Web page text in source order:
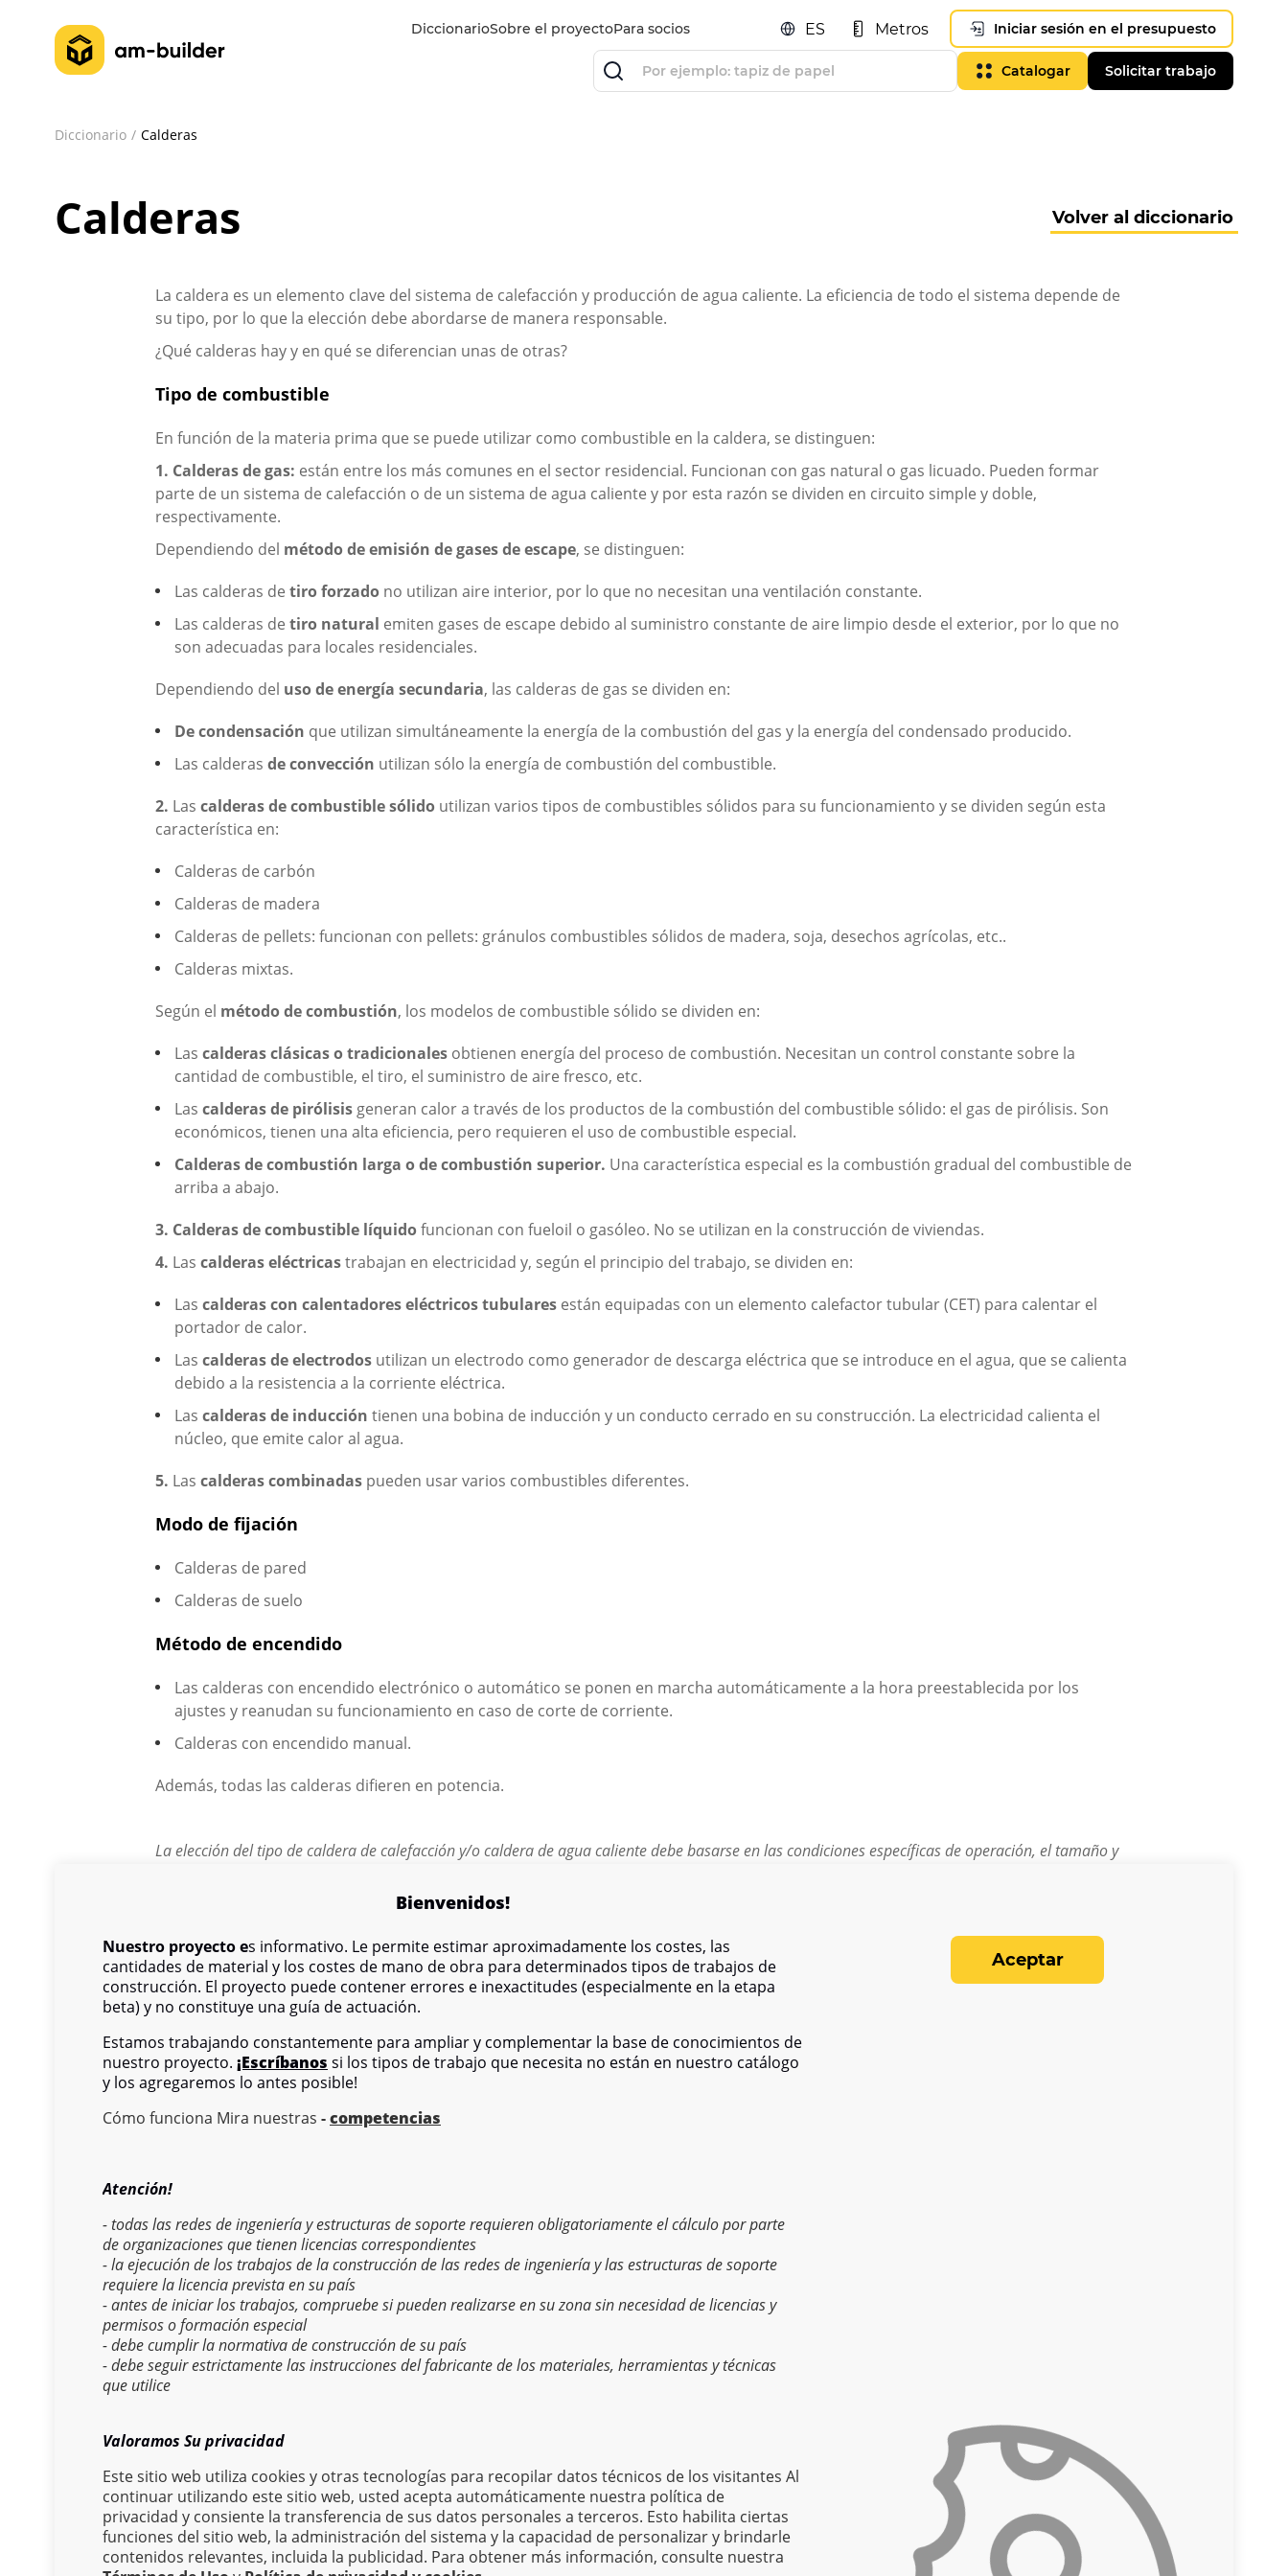
DiccionarioSobre el proyectoPara socios ES Metros Iniciar sesión en el presupuesto
Catalogar Solicitar trabajo
Diccionario Calderas
Calderas Volver al diccionario
La caldera es un elemento clave del sistema de calefacción y producción de agua caliente. La eficiencia de todo el sistema depende de
su tipo, por lo que la elección debe abordarse de manera responsable.
¿Qué calderas hay y en qué se diferencian unas de otras?
Tipo de combustible
En función de la materia prima que se puede utilizar como combustible en la caldera, se distinguen:
1. Calderas de gas: están entre los más comunes en el sector residencial. Funcionan con gas natural o gas licuado. Pueden formar
parte de un sistema de calefacción o de un sistema de agua caliente y por esta razón se dividen en circuito simple y doble,
respectivamente.
Dependiendo del método de emisión de gases de escape, se distinguen:
Las calderas de tiro forzado no utilizan aire interior, por lo que no necesitan una ventilación constante.
Las calderas de tiro natural emiten gases de escape debido al suministro constante de aire limpio desde el exterior, por lo que no
son adecuadas para locales residenciales.
Dependiendo del uso de energía secundaria, las calderas de gas se dividen en:
De condensación que utilizan simultáneamente la energía de la combustión del gas y la energía del condensado producido.
Las calderas de convección utilizan sólo la energía de combustión del combustible.
2. Las calderas de combustible sólido utilizan varios tipos de combustibles sólidos para su funcionamiento y se dividen según esta
característica en:
Calderas de carbón
Calderas de madera
Calderas de pellets: funcionan con pellets: gránulos combustibles sólidos de madera, soja, desechos agrícolas, etc..
Calderas mixtas.
Según el método de combustión, los modelos de combustible sólido se dividen en:
Las calderas clásicas o tradicionales obtienen energía del proceso de combustión. Necesitan un control constante sobre la
cantidad de combustible, el tiro, el suministro de aire fresco, etc.
Las calderas de pirólisis generan calor a través de los productos de la combustión del combustible sólido: el gas de pirólisis. Son
económicos, tienen una alta eficiencia, pero requieren el uso de combustible especial.
Calderas de combustión larga o de combustión superior. Una característica especial es la combustión gradual del combustible de
arriba a abajo.
3. Calderas de combustible líquidofuncionan con fueloil o gasóleo. No se utilizan en la construcción de viviendas.
4. Las calderas eléctricastrabajan en electricidad y, según el principio del trabajo, se dividen en:
Las calderas con calentadores eléctricos tubulares están equipadas con un elemento calefactor tubular (CET) para calentar el
portador de calor.
Las calderas de electrodos utilizan un electrodo como generador de descarga eléctrica que se introduce en el agua, que se calienta
debido a la resistencia a la corriente eléctrica.
Las calderas de inducción tienen una bobina de inducción y un conducto cerrado en su construcción. La electricidad calienta el
núcleo, que emite calor al agua.
5. Las calderas combinadas pueden usar varios combustibles diferentes.
Modo de fijación
Calderas de pared
Calderas de suelo
Método de encendido
Las calderas con encendido electrónico o automático se ponen en marcha automáticamente a la hora preestablecida por los
ajustes y reanudan su funcionamiento en caso de corte de corriente.
Calderas con encendido manual.
Además, todas las calderas difieren en potencia.
La elección del tipo de caldera de calefacción y/o caldera de agua caliente debe basarse en las condiciones específicas de operación, el tamaño y
info@am-builder.com Ayuda al proyecto
Catalogar Sobre el proyectoPara sociosContactos
Iniciar sesión en el presupuesto
Solicitar trabajo
Bienvenidos!
Nuestro proyecto es informativo. Le permite estimar aproximadamente los costes, las
cantidades de material y los costes de mano de obra para determinados tipos de trabajos de
construcción. El proyecto puede contener errores e inexactitudes (especialmente en la etapa
beta) y no constituye una guía de actuación.
Estamos trabajando constantemente para ampliar y complementar la base de conocimientos de
nuestro proyecto. ¡Escríbanos si los tipos de trabajo que necesita no están en nuestro catálogo
y los agregaremos lo antes posible!
Cómo funciona Mira nuestras -competencias
Atención!
- todas las redes de ingeniería y estructuras de soporte requieren obligatoriamente el cálculo por parte
de organizaciones que tienen licencias correspondientes
- la ejecución de los trabajos de la construcción de las redes de ingeniería y las estructuras de soporte
requiere la licencia prevista en su país
- antes de iniciar los trabajos, compruebe si pueden realizarse en su zona sin necesidad de licencias y
permisos o formación especial
- debe cumplir la normativa de construcción de su país
- debe seguir estrictamente las instrucciones del fabricante de los materiales, herramientas y técnicas
que utilice
Valoramos Su privacidad
Este sitio web utiliza cookies y otras tecnologías para recopilar datos técnicos de los visitantes Al
continuar utilizando este sitio web, usted acepta automáticamente nuestra política de
privacidad y consiente la transferencia de sus datos personales a terceros. Esto habilita ciertas
funciones del sitio web, la administración del sistema y la capacidad de personalizar y brindarle
contenidos relevantes, incluida la publicidad. Para obtener más información, consulte nuestra
Aceptar